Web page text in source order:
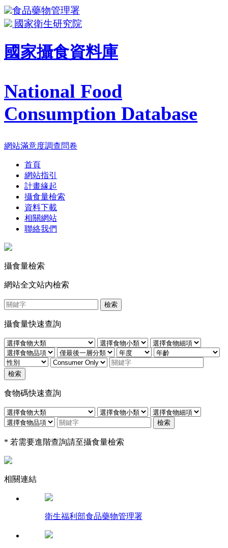
食品藥物管理署
國家衛生研究院
國家攝食資料庫
National Food
Consumption Database
網站滿意度調查問卷
首頁
網站指引
計畫緣起
攝食量檢索
資料下載
相關網站
聯絡我們
攝食量檢索
網站全文站內檢索
檢索
攝食量快速查詢
檢索
食物碼快速查詢
檢索
* 若需要進階查詢請至攝食量檢索
相關連結
衛生福利部食品藥物管理署